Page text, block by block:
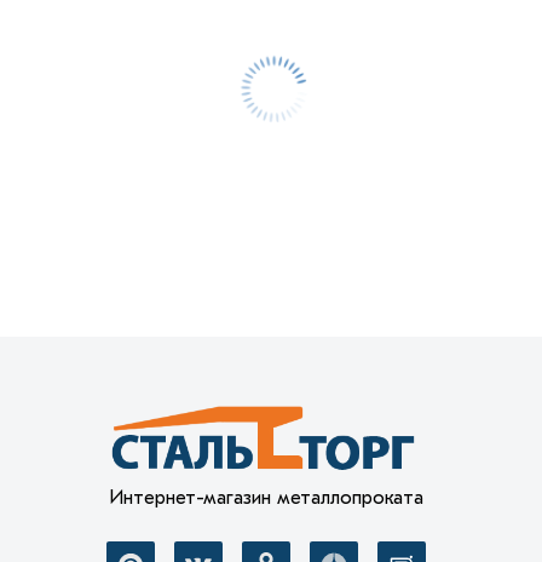
Интернет-магазин металлопроката